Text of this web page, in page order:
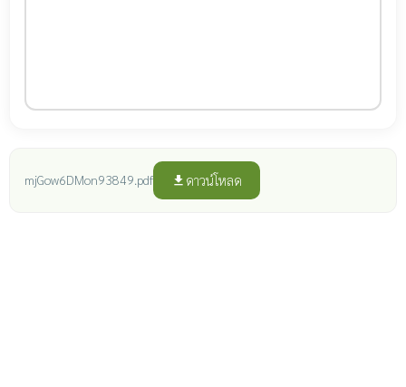
mjGow6DMon93849.pdf file_download ดาวน์โหลด